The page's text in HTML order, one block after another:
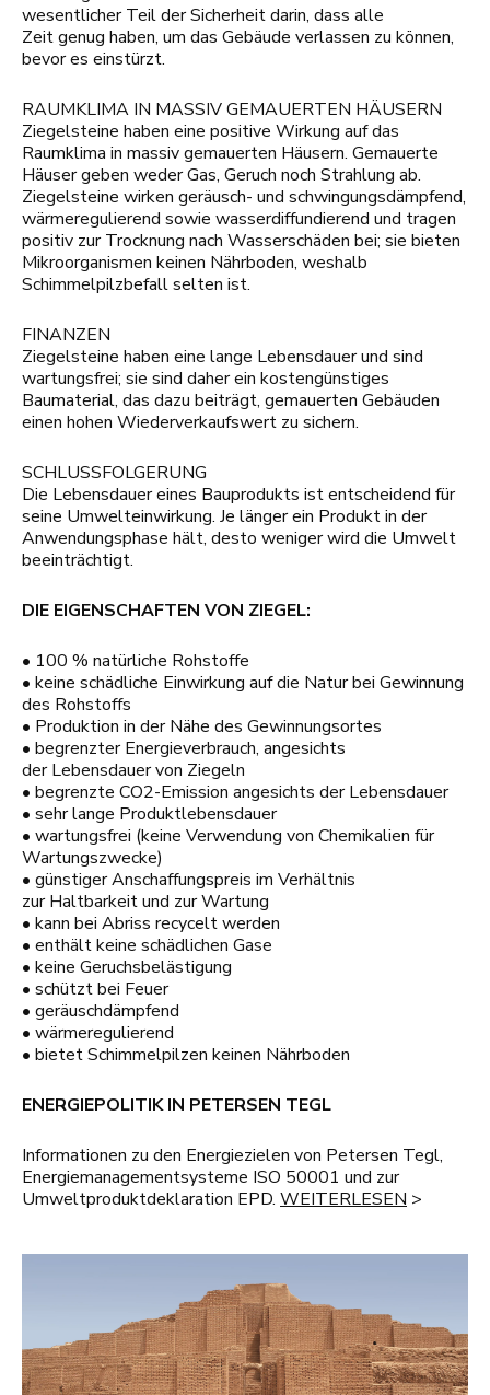
wesentlicher Teil der Sicherheit darin, dass alle
Zeit genug haben, um das Gebäude verlassen zu können,
bevor es einstürzt.
RAUMKLIMA IN MASSIV GEMAUERTEN HÄUSERN
Ziegelsteine haben eine positive Wirkung auf das
Raumklima in massiv gemauerten Häusern. Gemauerte
Häuser geben weder Gas, Geruch noch Strahlung ab.
Ziegelsteine wirken geräusch- und schwingungsdämpfend,
wärmeregulierend sowie wasserdiffundierend und tragen
positiv zur Trocknung nach Wasserschäden bei; sie bieten
Mikroorganismen keinen Nährboden, weshalb
Schimmelpilzbefall selten ist.
FINANZEN
Ziegelsteine haben eine lange Lebensdauer und sind
wartungsfrei; sie sind daher ein kostengünstiges
Baumaterial, das dazu beiträgt, gemauerten Gebäuden
einen hohen Wiederverkaufswert zu sichern.
SCHLUSSFOLGERUNG
Die Lebensdauer eines Bauprodukts ist entscheidend für
seine Umwelteinwirkung. Je länger ein Produkt in der
Anwendungsphase hält, desto weniger wird die Umwelt
beeinträchtigt.
DIE EIGENSCHAFTEN VON ZIEGEL:
• 100 % natürliche Rohstoffe
• keine schädliche Einwirkung auf die Natur bei Gewinnung
des Rohstoffs
• Produktion in der Nähe des Gewinnungsortes
• begrenzter Energieverbrauch, angesichts
der Lebensdauer von Ziegeln
• begrenzte CO2-Emission angesichts der Lebensdauer
• sehr lange Produktlebensdauer
• wartungsfrei (keine Verwendung von Chemikalien für
Wartungszwecke)
• günstiger Anschaffungspreis im Verhältnis
zur Haltbarkeit und zur Wartung
• kann bei Abriss recycelt werden
• enthält keine schädlichen Gase
• keine Geruchsbelästigung
• schützt bei Feuer
• geräuschdämpfend
• wärmeregulierend
• bietet Schimmelpilzen keinen Nährboden
ENERGIEPOLITIK IN PETERSEN TEGL
Informationen zu den Energiezielen von Petersen Tegl,
Energiemanagementsysteme ISO 50001 und zur
Umweltproduktdeklaration EPD. WEITERLESEN >